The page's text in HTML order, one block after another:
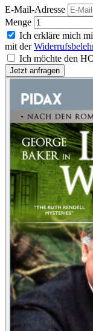
E-Mail-Adresse
Menge
Ich erkläre mich
mit der
Ich möchte den